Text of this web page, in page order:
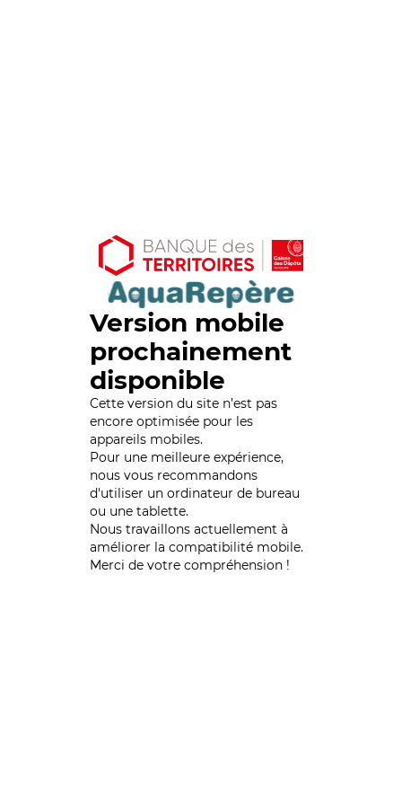
Version mobile
prochainement
disponible
Cette version du site n’est pas
encore optimisée pour les
appareils mobiles.
Pour une meilleure expérience,
nous vous recommandons
d'utiliser un ordinateur de bureau
ou une tablette.
Nous travaillons actuellement à
améliorer la compatibilité mobile.
Merci de votre compréhension !